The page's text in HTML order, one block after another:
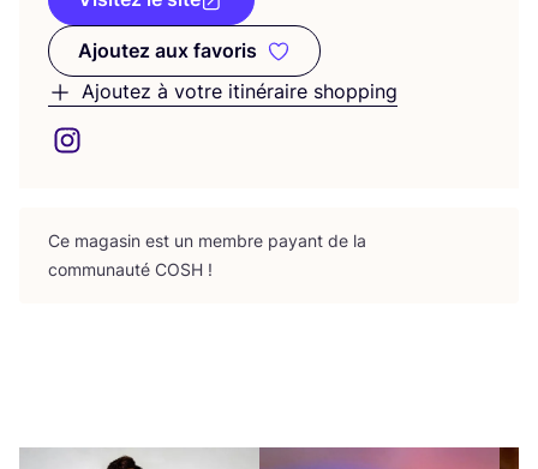
Ajoutez aux favoris
Ajoutez aux favoris
Ajoutez à votre itinéraire shopping
Ce maga­sin est un membre payant de la
com­mu­nau­té COSH !